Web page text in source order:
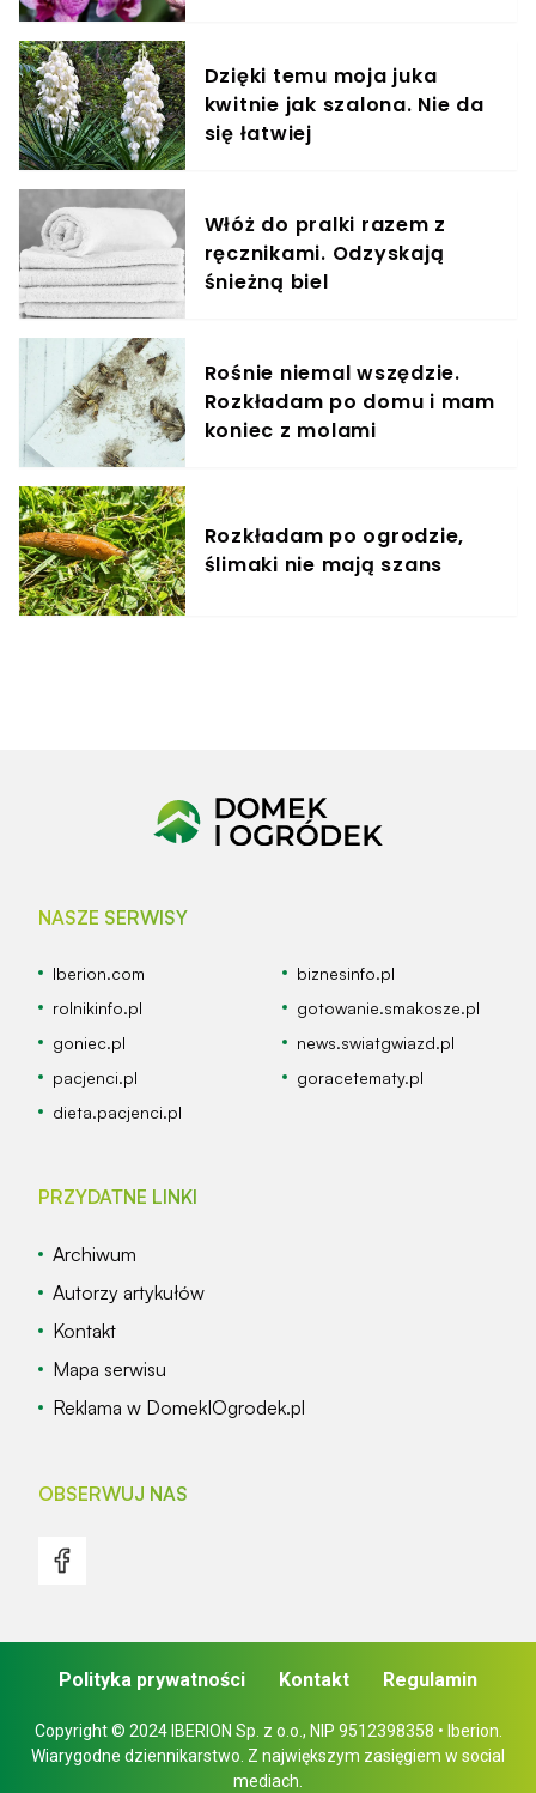
Dzięki temu moja juka
kwitnie jak szalona. Nie da
się łatwiej
Włóż do pralki razem z
ręcznikami. Odzyskają
śnieżną biel
Rośnie niemal wszędzie.
Rozkładam po domu i mam
koniec z molami
Rozkładam po ogrodzie,
ślimaki nie mają szans
NASZE SERWISY
Iberion.com
biznesinfo.pl
rolnikinfo.pl
gotowanie.smakosze.pl
goniec.pl
news.swiatgwiazd.pl
pacjenci.pl
goracetematy.pl
dieta.pacjenci.pl
PRZYDATNE LINKI
Archiwum
Autorzy artykułów
Kontakt
Mapa serwisu
Reklama w DomekIOgrodek.pl
OBSERWUJ NAS
Copyright © 2024 IBERION Sp. z o.o., NIP 9512398358 • Iberion.
Wiarygodne dziennikarstwo. Z największym zasięgiem w social
mediach.
Polityka prywatności Kontakt Regulamin